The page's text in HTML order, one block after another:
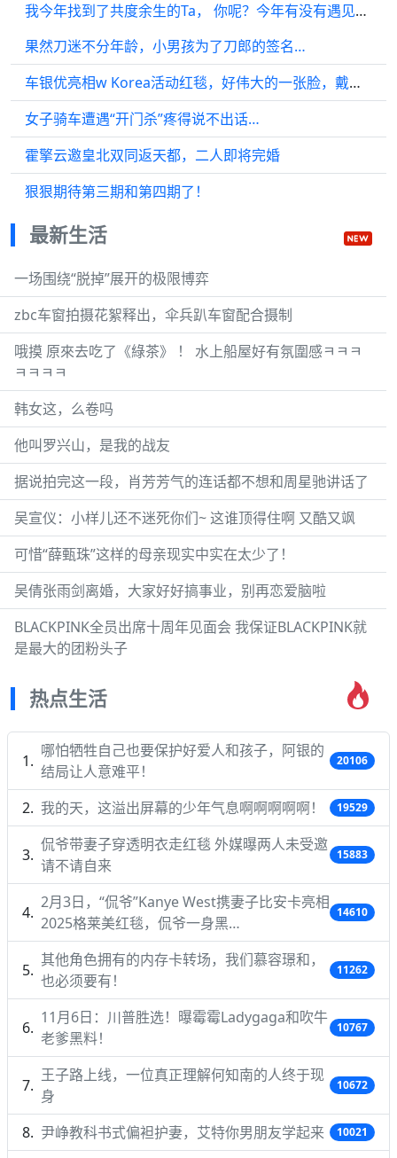
我今年找到了共度余生的Ta， 你呢？今年有没有遇见让你心动的那位？
果然刀迷不分年龄，小男孩为了刀郎的签名…
车银优亮相w Korea活动红毯，好伟大的一张脸，戴眼镜有种斯文败类的既视感…
女子骑车遭遇“开门杀”疼得说不出话…
霍擎云邀皇北双同返天都，二人即将完婚
狠狠期待第三期和第四期了！
最新生活
一场围绕“脱掉”展开的极限博弈
zbc车窗拍摄花絮释出，伞兵趴车窗配合摄制
哦摸 原來去吃了《綠茶》 ！ 水上船屋好有氛圍感ㅋㅋㅋ
ㅋㅋㅋㅋ
韩女这，么卷吗
他叫罗兴山，是我的战友
据说拍完这一段，肖芳芳气的连话都不想和周星驰讲话了
吴宣仪：小样儿还不迷死你们~ 这谁顶得住啊 又酷又飒
可惜“薛甄珠”这样的母亲现实中实在太少了！
吴倩张雨剑离婚，大家好好搞事业，别再恋爱脑啦
BLACKPINK全员出席十周年见面会 我保证BLACKPINK就
是最大的团粉头子
热点生活
哪怕牺牲自己也要保护好爱人和孩子，阿银的
结局让人意难平！
20106
我的天，这溢出屏幕的少年气息啊啊啊啊啊！ 19529
侃爷带妻子穿透明衣走红毯 外媒曝两人未受邀
请不请自来
15883
2月3日，“侃爷”Kanye West携妻子比安卡亮相
2025格莱美红毯，侃爷一身黑…
14610
其他角色拥有的内存卡转场，我们慕容璟和，
也必须要有！
11262
11月6日：川普胜选！曝霉霉Ladygaga和吹牛
老爹黑料！
10767
王子路上线，一位真正理解何知南的人终于现
身
10672
尹峥教科书式偏袒护妻，艾特你男朋友学起来 10021